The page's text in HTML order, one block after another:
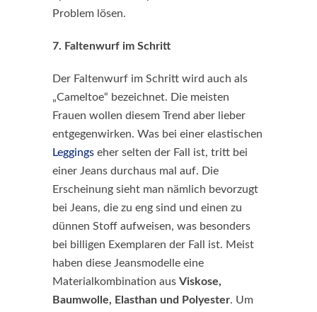
Problem lösen.
7. Faltenwurf im Schritt
Der Faltenwurf im Schritt wird auch als
„Cameltoe“ bezeichnet. Die meisten
Frauen wollen diesem Trend aber lieber
entgegenwirken. Was bei einer elastischen
Leggings eher selten der Fall ist, tritt bei
einer Jeans durchaus mal auf. Die
Erscheinung sieht man nämlich bevorzugt
bei Jeans, die zu eng sind und einen zu
dünnen Stoff aufweisen, was besonders
bei billigen Exemplaren der Fall ist. Meist
haben diese Jeansmodelle eine
Materialkombination aus Viskose,
Baumwolle, Elasthan und Polyester. Um